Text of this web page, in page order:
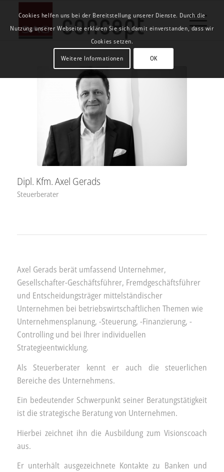
Dipl. Kfm. Axel Gerads
Steuerberater
Axel Gerads berät umfassend Unternehmer,
Gesellschafter-Geschäftsführer, Fremdgeschäftsführer
und Entscheidungsträger mittelständischer
Unternehmen bei betriebswirtschaftlichen Themen wie
Unternehmensplanung, -Steuerung, -Finanzierung, -
Controlling und bei Ihrer individuellen
Strategieentwicklung.
Als Steuerberater kennt er auch die steuerlichen
Bereiche des Unternehmens.
Ein bedeutender Schwerpunkt seiner Beratungstätigkeit
ist die strategische Beratung von Unternehmen.
Hierbei zeichnet ihn die Ausbildung zum Visionscoach
aus.
Er unterhält ausgezeichnete Kontakte zu Banken und
Cookies helfen uns bei der Bereitstellung unserer Dienste. Durch die
Nutzung unserer Webseite erklären Sie sich damit einverstanden, dass wir
Cookies setzen.
Weitere Informationen OK